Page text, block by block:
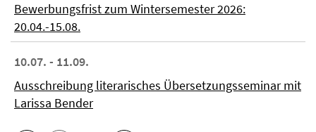
Bewerbungsfrist zum Wintersemester 2026:
20.04.-15.08.
10.07. - 11.09.
Ausschreibung literarisches Übersetzungsseminar mit
Larissa Bender